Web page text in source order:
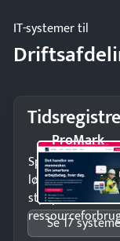
IT-systemer til
ProMark
Spar tid på
lønberegning
styr på
Se 17